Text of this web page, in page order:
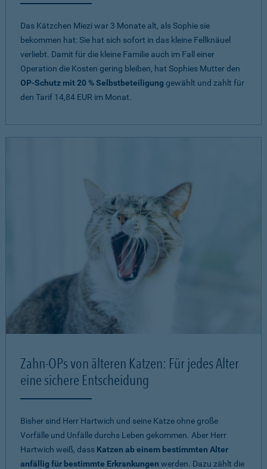
Das Kätzchen Miezi war 3 Monate alt, als Sophie sie
bekommen hat: Sie hat sich sofort in das kleine Fellknäuel
verliebt. Damit für die kleine Familie auch im Fall einer
Operation die Kosten gering bleiben, hat Sophies Mutter den
OP-Schutz mit 20 % Selbstbeteiligung gewählt und zahlt für
den Tarif 14,84 EUR im Monat.
Zahn-OPs von älteren Katzen: Für jedes Alter
eine sichere Entscheidung
Bisher sind Herr Hartwich und seine Katze ohne große
Vorfälle und Unfälle durchs Leben gekommen. Aber Herr
Hartwich weiß, dass Katzen ab einem bestimmten Alter
anfällig für bestimmte Erkrankungen werden. Dazu zählt die